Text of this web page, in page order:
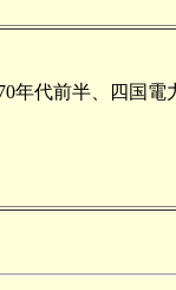
代前半、四国電